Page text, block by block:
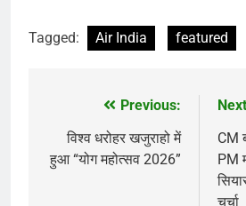
Tagged: Air India featured
navigation
Previous:
विश्व धरोहर खजुराहो में
हुआ “योग महोत्सव 2026”
CM
PM
चर्चा